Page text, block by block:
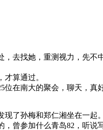
去找她，重测视力，先
算通过。
在南大的聚会，聊天，真好
现了孙梅和郑仁湘坐在一
曾参加什么青岛82，听